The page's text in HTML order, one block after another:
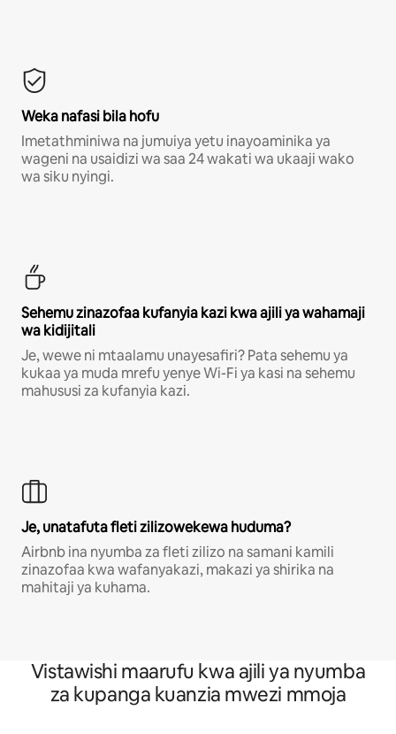
Weka nafasi bila hofu
Imetathminiwa na jumuiya yetu inayoaminika ya
wageni na usaidizi wa saa 24 wakati wa ukaaji wako
wa siku nyingi.
Sehemu zinazofaa kufanyia kazi kwa ajili ya wahamaji
wa kidijitali
Je, wewe ni mtaalamu unayesafiri? Pata sehemu ya
kukaa ya muda mrefu yenye Wi-Fi ya kasi na sehemu
mahususi za kufanyia kazi.
Je, unatafuta fleti zilizowekewa huduma?
Airbnb ina nyumba za fleti zilizo na samani kamili
zinazofaa kwa wafanyakazi, makazi ya shirika na
mahitaji ya kuhama.
Vistawishi maarufu kwa ajili ya nyumba
za kupanga kuanzia mwezi mmoja